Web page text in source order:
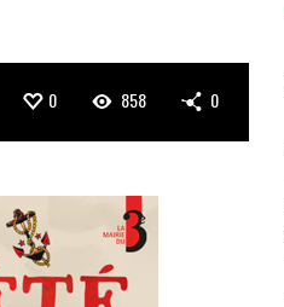
0 858 0